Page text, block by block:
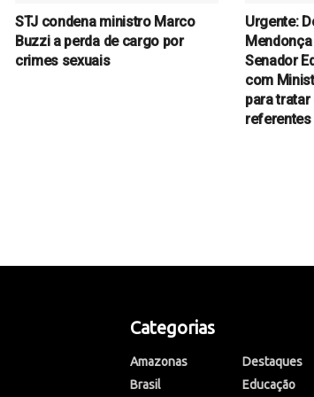
STJ condena ministro Marco
Buzzi a perda de cargo por
crimes sexuais
Urgente:
Senador
com
para
referentes
Categorias
Amazonas
Brasil
Destaques
Educação